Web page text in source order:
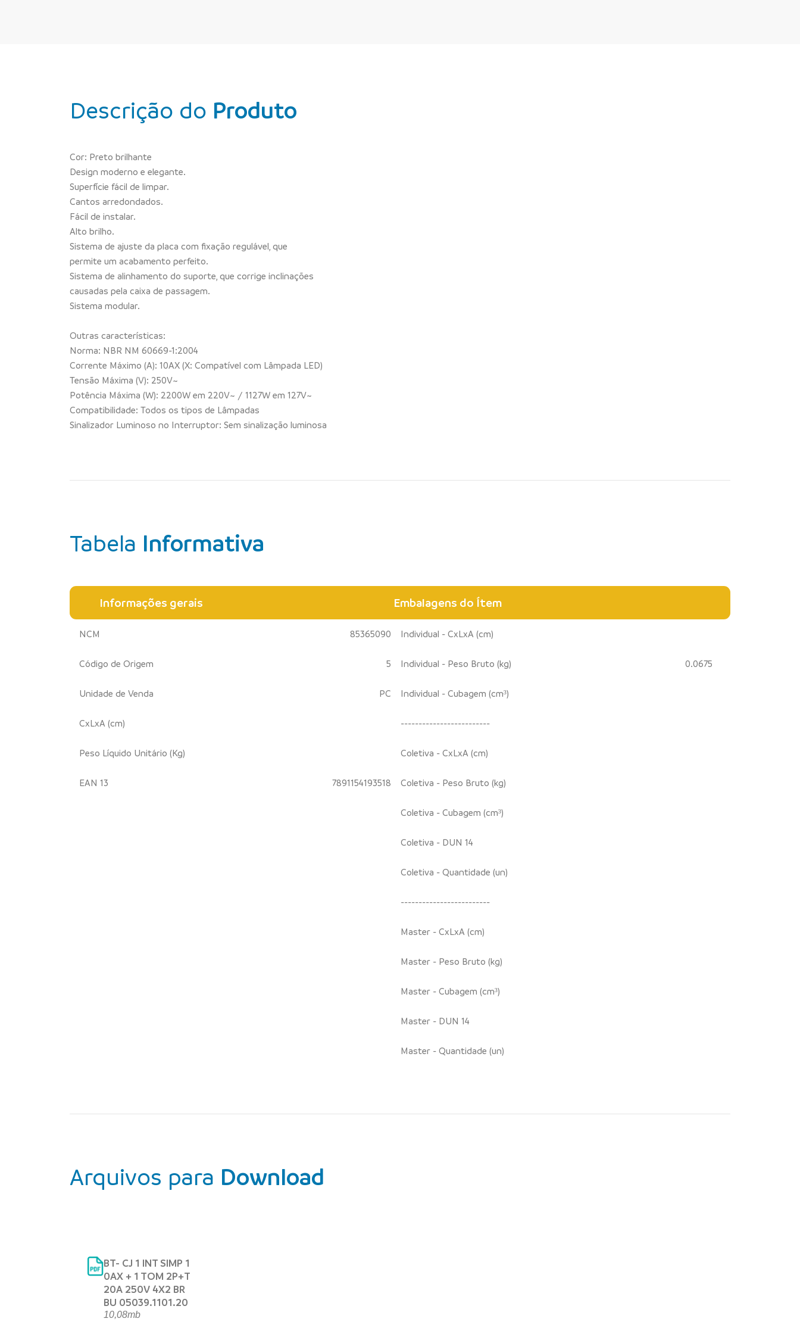
Descrição do Produto
Cor: Preto brilhante
Design moderno e elegante.
Superfície fácil de limpar.
Cantos arredondados.
Fácil de instalar.
Alto brilho.
Sistema de ajuste da placa com fixação regulável, que
permite um acabamento perfeito.
Sistema de alinhamento do suporte, que corrige inclinações
causadas pela caixa de passagem.
Sistema modular.
Outras características:
Norma: NBR NM 60669-1:2004
Corrente Máximo (A): 10AX (X: Compatível com Lâmpada LED)
Tensão Máxima (V): 250V~
Potência Máxima (W): 2200W em 220V~ / 1127W em 127V~
Compatibilidade: Todos os tipos de Lâmpadas
Sinalizador Luminoso no Interruptor: Sem sinalização luminosa
Tabela Informativa
Informações gerais Embalagens do Ítem
NCM 85365090
Código de Origem 5
Unidade de Venda PC
CxLxA (cm)
Peso Líquido Unitário (Kg)
EAN 13 7891154193518
Individual - CxLxA (cm)
Individual - Peso Bruto (kg) 0.0675
Individual - Cubagem (cm³)
-------------------------
Coletiva - CxLxA (cm)
Coletiva - Peso Bruto (kg)
Coletiva - Cubagem (cm³)
Coletiva - DUN 14
Coletiva - Quantidade (un)
-------------------------
Master - CxLxA (cm)
Master - Peso Bruto (kg)
Master - Cubagem (cm³)
Master - DUN 14
Master - Quantidade (un)
Arquivos para Download
BT- CJ 1 INT SIMP 1
0AX + 1 TOM 2P+T
20A 250V 4X2 BR
BU 05039.1101.20
10,08mb